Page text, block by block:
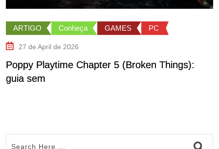
ARTIGO Conheça GAMES PC
27 de April de 2026
Poppy Playtime Chapter 5 (Broken Things):
guia sem